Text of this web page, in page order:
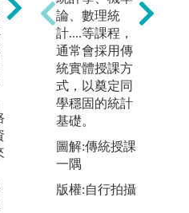
現實世界的真
實案例，使學
生進入有意義
的問題情景
中，通過自主
探究和團隊合
作來解決問
題，結合業界
資源於課堂中
導入 Capstone
專案，由業界
論、數理統
計....等課程，
通常會採用傳
統實體授課方
式，以奠定同
學穩固的統計
基礎。
圖解:傳統授課
一隅
版權:自行拍攝